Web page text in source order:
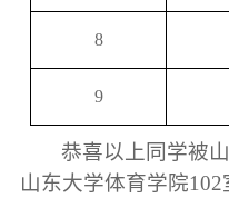
8
9
恭喜以上同学被
山东大学体育学院